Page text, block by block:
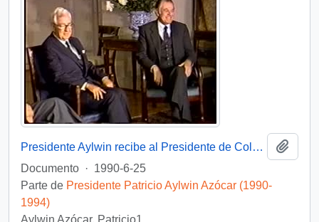
Presidente Aylwin recibe al Presidente de Colombia Virgilio Barco Vargas en la Moneda: video
Documento · 1990-6-25
Parte de Presidente Patricio Aylwin Azócar (1990-
1994)
Aylwin Azócar, Patricio1